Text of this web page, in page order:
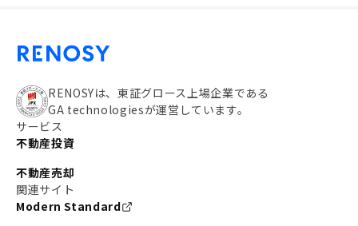
RENOSYは、東証グロース上場企業である
GA technologiesが運営しています。
サービス
不動産投資
不動産売却
関連サイト
Modern Standard